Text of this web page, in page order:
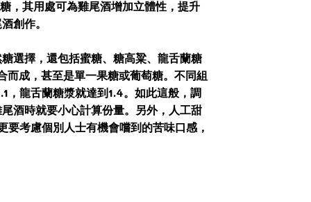
，其用處可為雞尾酒增加立體性，提升
創作。
選擇，還包括蜜糖、糖高粱、龍舌蘭糖
成，甚至是單一果糖或葡萄糖。不同組
，龍舌蘭糖漿就達到1.4。如此這般，調
酒時就要小心計算份量。另外，人工甜
考慮個別人士有機會嚐到的苦味口感，